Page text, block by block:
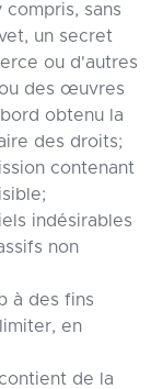
sans
un secret
ou d'autres
des œuvres
obtenu la
des droits;
contenant
indésirables
non
à des fins
en
de la